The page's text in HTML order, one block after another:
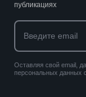
публикациях
Оставляя свой email,
персональных данных